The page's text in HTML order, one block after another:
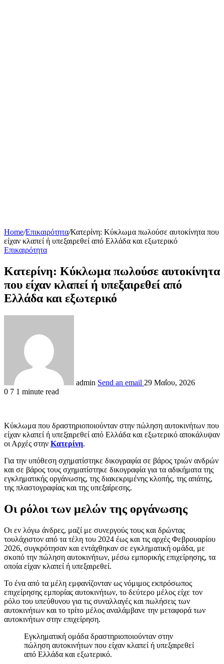
Home/Επικαιρότητα/Κατερίνη: Κύκλωμα πωλούσε αυτοκίνητα που
είχαν κλαπεί ή υπεξαιρεθεί από Ελλάδα και εξωτερικό
Επικαιρότητα
Κατερίνη: Κύκλωμα πωλούσε αυτοκίνητα
που είχαν κλαπεί ή υπεξαιρεθεί από
Ελλάδα και εξωτερικό
admin Send an email 29 Μαΐου, 2026
0 7 1 minute read
Κύκλωμα που δραστηριοποιούνταν στην πώληση αυτοκινήτων που
είχαν κλαπεί ή υπεξαιρεθεί από Ελλάδα και εξωτερικό αποκάλυψαν
οι Αρχές στην Κατερίνη.
Για την υπόθεση σχηματίστηκε δικογραφία σε βάρος τριών ανδρών
και σε βάρος τους σχηματίστηκε δικογραφία για τα αδικήματα της
εγκληματικής οργάνωσης, της διακεκριμένης κλοπής, της απάτης,
της πλαστογραφίας και της υπεξαίρεσης.
Οι ρόλοι των μελών της οργάνωσης
Οι εν λόγω άνδρες, μαζί με συνεργούς τους και δρώντας
τουλάχιστον από τα τέλη του 2024 έως και τις αρχές Φεβρουαρίου
2026, συγκρότησαν και εντάχθηκαν σε εγκληματική ομάδα, με
σκοπό την πώληση αυτοκινήτων, μέσω εμπορικής επιχείρησης, τα
οποία είχαν κλαπεί ή υπεξαιρεθεί.
Το ένα από τα μέλη εμφανίζονταν ως νόμιμος εκπρόσωπος
επιχείρησης εμπορίας αυτοκινήτων, το δεύτερο μέλος είχε τον
ρόλο του υπεύθυνου για τις συναλλαγές και πωλήσεις των
αυτοκινήτων και το τρίτο μέλος αναλάμβανε την μεταφορά των
αυτοκινήτων στην επιχείρηση.
Εγκληματική ομάδα δραστηριοποιούνταν στην
πώληση αυτοκινήτων που είχαν κλαπεί ή υπεξαιρεθεί
από Ελλάδα και εξωτερικό.